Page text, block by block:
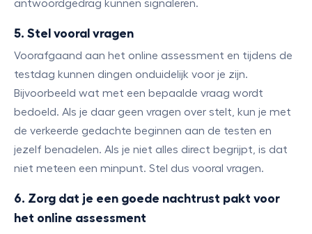
antwoordgedrag kunnen signaleren.
5. Stel vooral vragen
Voorafgaand aan het online assessment en tijdens de
testdag kunnen dingen onduidelijk voor je zijn.
Bijvoorbeeld wat met een bepaalde vraag wordt
bedoeld. Als je daar geen vragen over stelt, kun je met
de verkeerde gedachte beginnen aan de testen en
jezelf benadelen. Als je niet alles direct begrijpt, is dat
niet meteen een minpunt. Stel dus vooral vragen.
6. Zorg dat je een goede nachtrust pakt voor
het online assessment